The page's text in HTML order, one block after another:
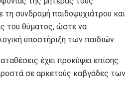
τη συνδρομή παιδοψυχιάτρου και
του θύματος, ώστε να
υποστήριξη των παιδιών.
έχει προκύψει επίσης
σε αρκετούς καβγάδες των